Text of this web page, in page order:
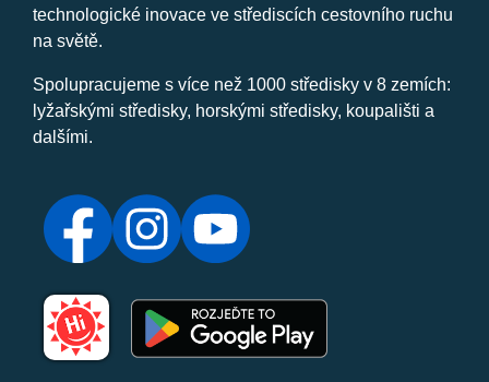
technologické inovace ve střediscích cestovního ruchu
na světě.
Spolupracujeme s více než 1000 středisky v 8 zemích:
lyžařskými středisky, horskými středisky, koupališti a
dalšími.